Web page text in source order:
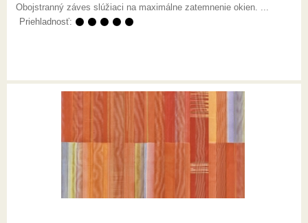
Obojstranný záves slúžiaci na maximálne zatemnenie okien. ...
Priehladnosť: ⚫ ⚫ ⚫ ⚫ ⚫